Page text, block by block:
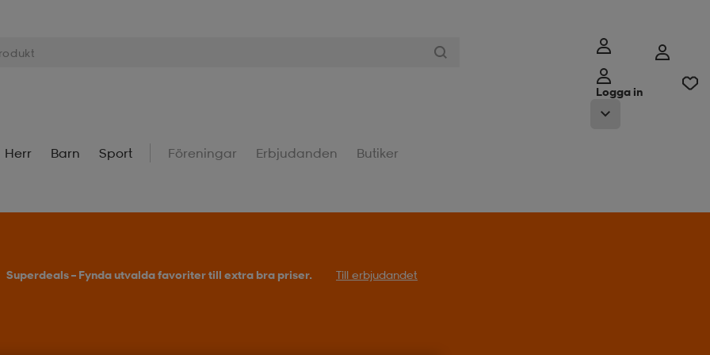
Logga in
Herr Barn Sport Föreningar Erbjudanden Butiker
Superdeals – Fynda utvalda favoriter till extra bra priser. Till erbjudandet